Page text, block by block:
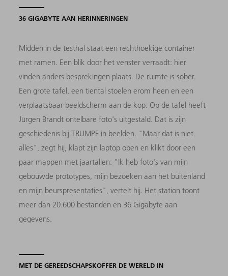
36 GIGABYTE AAN HERINNERINGEN
Midden in de testhal staat een rechthoekige container
met ramen. Een blik door het venster verraadt: hier
vinden anders besprekingen plaats. De ruimte is sober.
Een grote tafel, een tiental stoelen erom heen en een
verplaatsbaar beeldscherm aan de kop. Op de tafel heeft
Jürgen Brandt ontelbare foto's uitgestald. Dat is zijn
geschiedenis bij TRUMPF in beelden. "Maar dat is niet
alles", zegt hij, klapt zijn laptop open en klikt door een
paar mappen met jaartallen: "Ik heb foto's van mijn
gebouwde prototypes, mijn bezoeken aan het buitenland
en mijn beurspresentaties", vertelt hij. Het station toont
meer dan 20.600 bestanden en 36 Gigabyte aan
gegevens.
MET DE GEREEDSCHAPSKOFFER DE WERELD IN